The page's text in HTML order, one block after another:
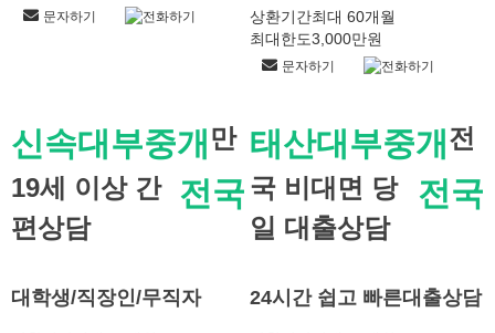
문자하기 전화하기 상환기간최대 60개월
최대한도3,000만원
문자하기 전화하기
신속대부중개
전국
만
19세 이상 간
편상담
대학생/직장인/무직자
태산대부중개
전국
전
국 비대면 당
일 대출상담
24시간 쉽고 빠른대출상담